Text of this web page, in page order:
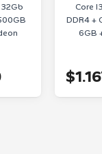
Core
DDR4 +
6GB